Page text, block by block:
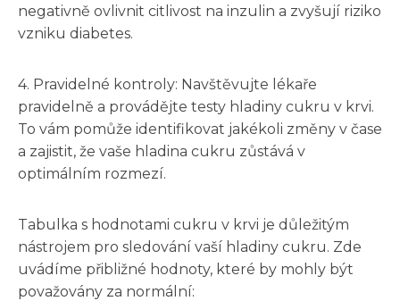
negativně ovlivnit citlivost na inzulin a zvyšují riziko
vzniku diabetes.
4. Pravidelné kontroly: Navštěvujte lékaře
pravidelně a provádějte testy hladiny cukru v krvi.
To vám pomůže identifikovat jakékoli změny v čase
a zajistit, že vaše hladina cukru zůstává v
optimálním rozmezí.
Tabulka s hodnotami cukru v krvi je důležitým
nástrojem pro sledování vaší hladiny cukru. Zde
uvádíme přibližné hodnoty, které by mohly být
považovány za normální: